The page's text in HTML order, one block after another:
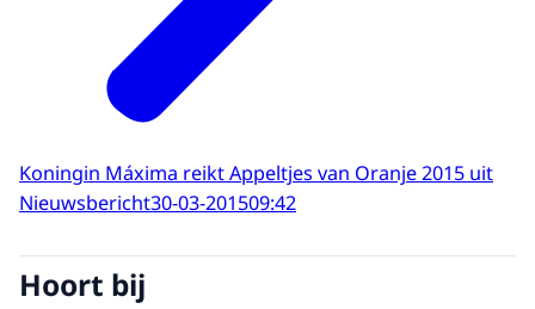
Koningin Máxima reikt Appeltjes van Oranje 2015 uit
Nieuwsbericht30-03-201509:42
Hoort bij